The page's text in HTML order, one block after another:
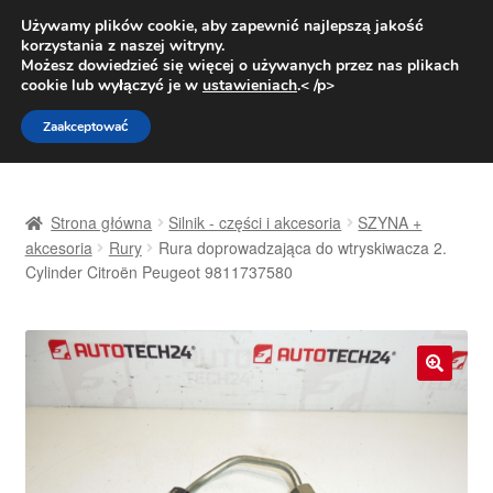
DOSTAWA od 31 zł
Pn.-pt. 9:00-16:00800 003 167
Przejdź
do
nawigacji
Przejdź
do
treści
Dostawa
Kontakt
Moje konto
Strona główna Silnik - części i akcesoria
SZYNA +
akcesoria
Rury
Rura doprowadzająca do wtryskiwacza 2.
Cylinder Citroën Peugeot 9811737580
Używamy plików cookie, aby zapewnić najlepszą jakość
korzystania z naszej witryny.
Możesz dowiedzieć się więcej o używanych przez nas plikach
cookie lub wyłączyć je w ustawieniach.< /p>
Zaakceptować